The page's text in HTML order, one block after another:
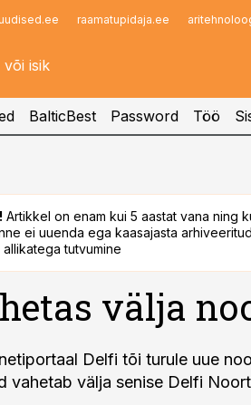
raamatupidaja.ee
BalticBest Password Töö
Artikkel on enam kui 5 aastat vana ning
ei uuenda ega kaasajasta
tutvumine
välja
Delfi tõi turule uue
vahetab välja senise Delfi